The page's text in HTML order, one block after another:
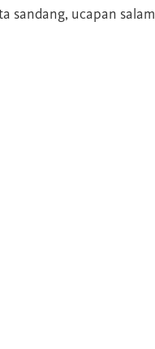
sandang, ucapan salam